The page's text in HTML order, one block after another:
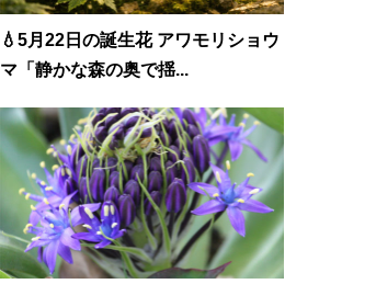
💧5月22日の誕生花 アワモリショウ
マ「静かな森の奥で揺...